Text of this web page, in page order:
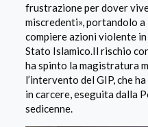
frustrazione per dover
miscredenti», portandolo
compiere azioni violente
Stato Islamico.Il rischio
ha spinto la magistratura
l’intervento del GIP, che
in carcere, eseguita dalla
sedicenne.